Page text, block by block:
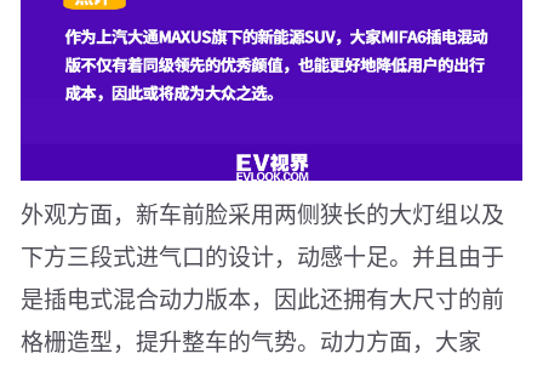
外观方面，新车前脸采用两侧狭长的大灯组以及
下方三段式进气口的设计，动感十足。并且由于
是插电式混合动力版本，因此还拥有大尺寸的前
格栅造型，提升整车的气势。动力方面，大家